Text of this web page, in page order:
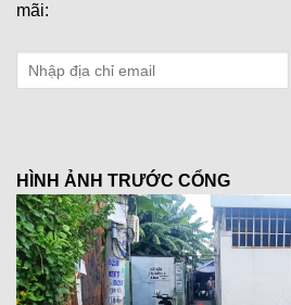
mãi:
HÌNH ẢNH TRƯỚC CỔNG